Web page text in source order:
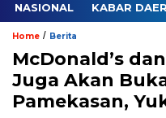
NASIONAL KABAR
Home / Berita
McDonald’s
Juga Akan
Pamekasan,